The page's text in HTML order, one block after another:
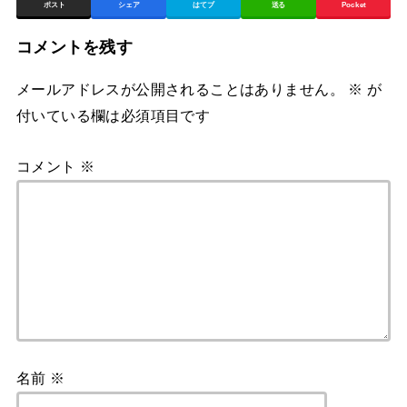
ポスト シェア はてブ 送る Pocket
コメントを残す
メールアドレスが公開されることはありません。 ※ が
付いている欄は必須項目です
コメント ※
名前 ※